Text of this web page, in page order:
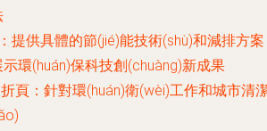
提供具體的節(jié)能技術(shù)和減排方案
環(huán)保科技創(chuàng)新成果
頁：針對環(huán)衛(wèi)工作和城市清